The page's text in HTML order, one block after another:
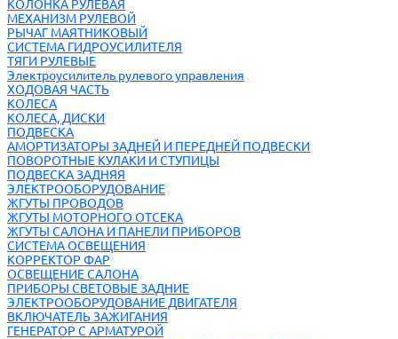
КОЛОНКА РУЛЕВАЯ
МЕХАНИЗМ РУЛЕВОЙ
РЫЧАГ МАЯТНИКОВЫЙ
СИСТЕМА ГИДРОУСИЛИТЕЛЯ
ТЯГИ РУЛЕВЫЕ
Электроусилитель рулевого управления
ХОДОВАЯ ЧАСТЬ
КОЛЕСА
КОЛЕСА, ДИСКИ
ПОДВЕСКА
АМОРТИЗАТОРЫ ЗАДНЕЙ И ПЕРЕДНЕЙ ПОДВЕСКИ
ПОВОРОТНЫЕ КУЛАКИ И СТУПИЦЫ
ПОДВЕСКА ЗАДНЯЯ
ЭЛЕКТРООБОРУДОВАНИЕ
ЖГУТЫ ПРОВОДОВ
ЖГУТЫ МОТОРНОГО ОТСЕКА
ЖГУТЫ САЛОНА И ПАНЕЛИ ПРИБОРОВ
СИСТЕМА ОСВЕЩЕНИЯ
КОРРЕКТОР ФАР
ОСВЕЩЕНИЕ САЛОНА
ПРИБОРЫ СВЕТОВЫЕ ЗАДНИЕ
ЭЛЕКТРООБОРУДОВАНИЕ ДВИГАТЕЛЯ
ВКЛЮЧАТЕЛЬ ЗАЖИГАНИЯ
ГЕНЕРАТОР С АРМАТУРОЙ